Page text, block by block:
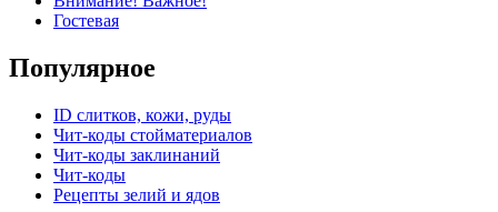
Гостевая
Популярное
ID слитков, кожи, руды
Чит-коды стойматериалов
Чит-коды заклинаний
Чит-коды
Рецепты зелий и ядов